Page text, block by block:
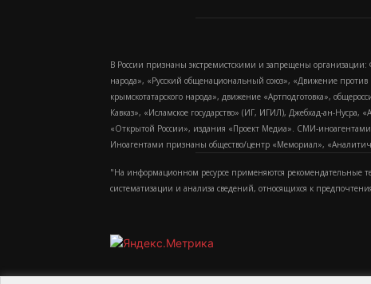
В России признаны экстремистскими и запрещены
народа», «Русский общенациональный союз», «Движение
крымскотатарского народа», движение «Артподготовка»,
Кавказ», «Исламское государство» (ИГ, ИГИЛ), Джебхад-ан-
«Открытой России», издания «Проект Медиа». СМИ-
Иноагентами признаны общество/центр «Мемориал»,
"На информационном ресурсе применяются рекомендательные
систематизации и анализа сведений, относящихся к